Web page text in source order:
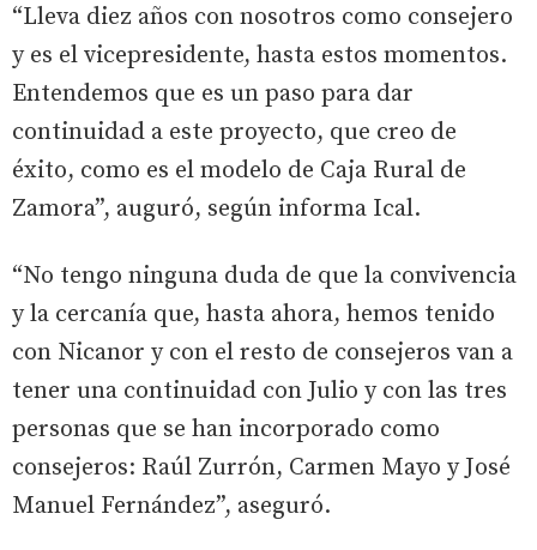
“Lleva diez años con nosotros como consejero
y es el vicepresidente, hasta estos momentos.
Entendemos que es un paso para dar
continuidad a este proyecto, que creo de
éxito, como es el modelo de Caja Rural de
Zamora”, auguró, según informa Ical.
“No tengo ninguna duda de que la convivencia
y la cercanía que, hasta ahora, hemos tenido
con Nicanor y con el resto de consejeros van a
tener una continuidad con Julio y con las tres
personas que se han incorporado como
consejeros: Raúl Zurrón, Carmen Mayo y José
Manuel Fernández”, aseguró.